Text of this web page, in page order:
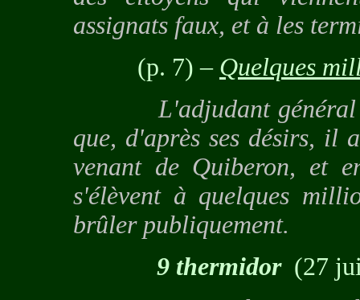
assignats faux, et à les
(p. 7) – Quelques
L'adjudant général
que, d'après ses désirs, il
venant de Quiberon, et
s'élèvent à quelques
brûler publiquement.
9 thermidor (27